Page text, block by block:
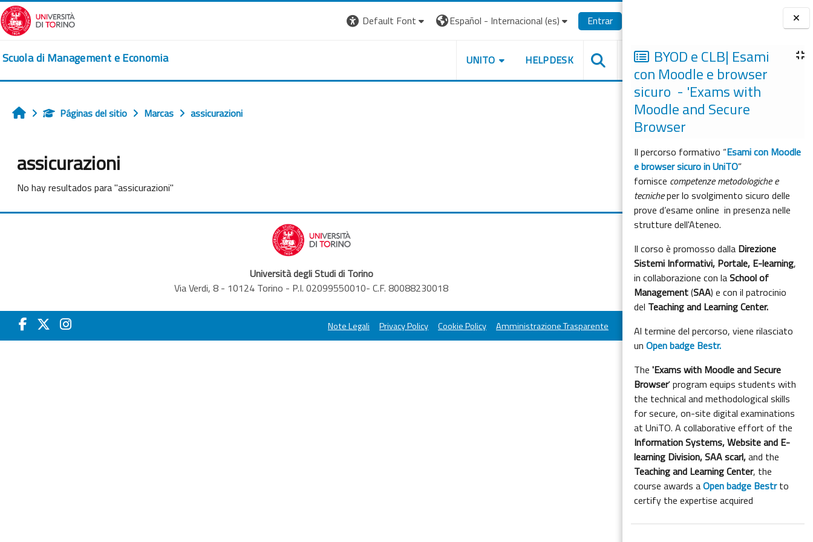
Salta al contenido principal
Bloques
BYOD e CLB| Esami
con Moodle e browser
sicuro - 'Exams with
Moodle and Secure
Browser
Il percorso formativo “Esami con Moodle
e browser sicuro in UniTO”
fornisce competenze metodologiche e
tecnicheper lo svolgimento sicuro delle
prove d’esame online in presenza nelle
strutture dell'Ateneo.
Il corso è promosso dalla Direzione
Sistemi Informativi, Portale, E-learning,
in collaborazione con laSchool of
Management(SAA) e con il patrocinio
del Teaching and Learning Center.
Al termine del percorso, viene rilasciato
unOpen badge Bestr.
The'Exams with Moodle and Secure
Browser' program equips students with
the technical and methodological skills
for secure, on-site digital examinations
at UniTO. A collaborative effort of the
Information Systems, Website and E-
learning Division,SAA scarl,and the
Teaching and Learning Center, the
course awards aOpen badge Bestrto
certify the expertise acquired
Default Font Español - Internacional ‎(es)‎ Entrar
Scuola di Management e Economia UNITO HELPDESK
InicioPáginas del sitio Marcas assicurazioni
assicurazioni
No hay resultados para "assicurazioni"
Università degli Studi di Torino
Via Verdi, 8 - 10124 Torino - P.I. 02099550010- C.F. 80088230018
Note Legali Privacy Policy Cookie Policy Amministrazione Trasparente